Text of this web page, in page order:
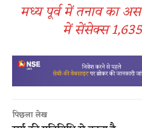
मध्य पूर्व में तनाव का
में सेंसेक्स
पिछला लेख